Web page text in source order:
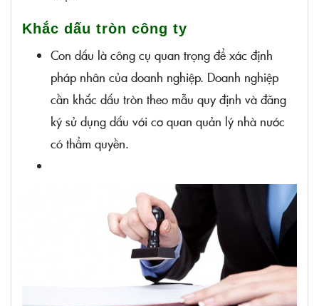
Khắc dấu tròn công ty
Con dấu là công cụ quan trọng để xác định
pháp nhân của doanh nghiệp. Doanh nghiệp
cần khắc dấu tròn theo mẫu quy định và đăng
ký sử dụng dấu với cơ quan quản lý nhà nước
có thẩm quyền.